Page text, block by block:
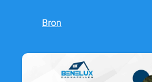
Bron